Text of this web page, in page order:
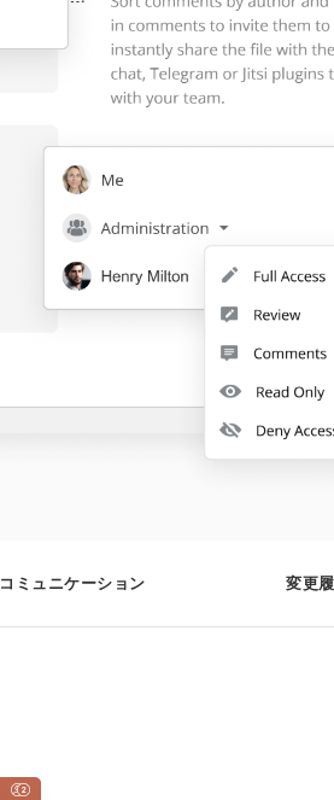
コミュニケーション 変更